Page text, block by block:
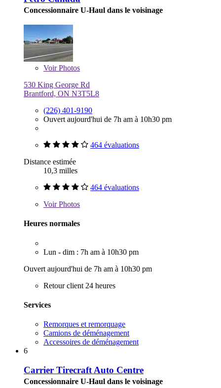
Concessionnaire U-Haul dans le voisinage
VoirPhotos
530 King George Rd
Brantford, ON N3T5L8
(226) 401-9190
Ouvert aujourd'hui de 7h am à 10h30 pm
464 évaluations
Distance estimée
10,3 milles
464 évaluations
VoirPhotos
Heures normales
Lun - dim : 7h am à 10h30 pm
Ouvert aujourd'hui de 7h am à 10h30 pm
Retour client 24 heures
Services
Remorques et remorquage
Camions de déménagement
Accessoires de déménagement
6
Carrier Tirecraft Auto Centre
Concessionnaire U-Haul dans le voisinage